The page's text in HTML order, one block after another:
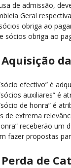
de admissão,
Geral
obriga ao
sócios obriga ao
efectivo” é
auxiliares” é
de honra” é
de extrema
receberão
fazer propostas
de